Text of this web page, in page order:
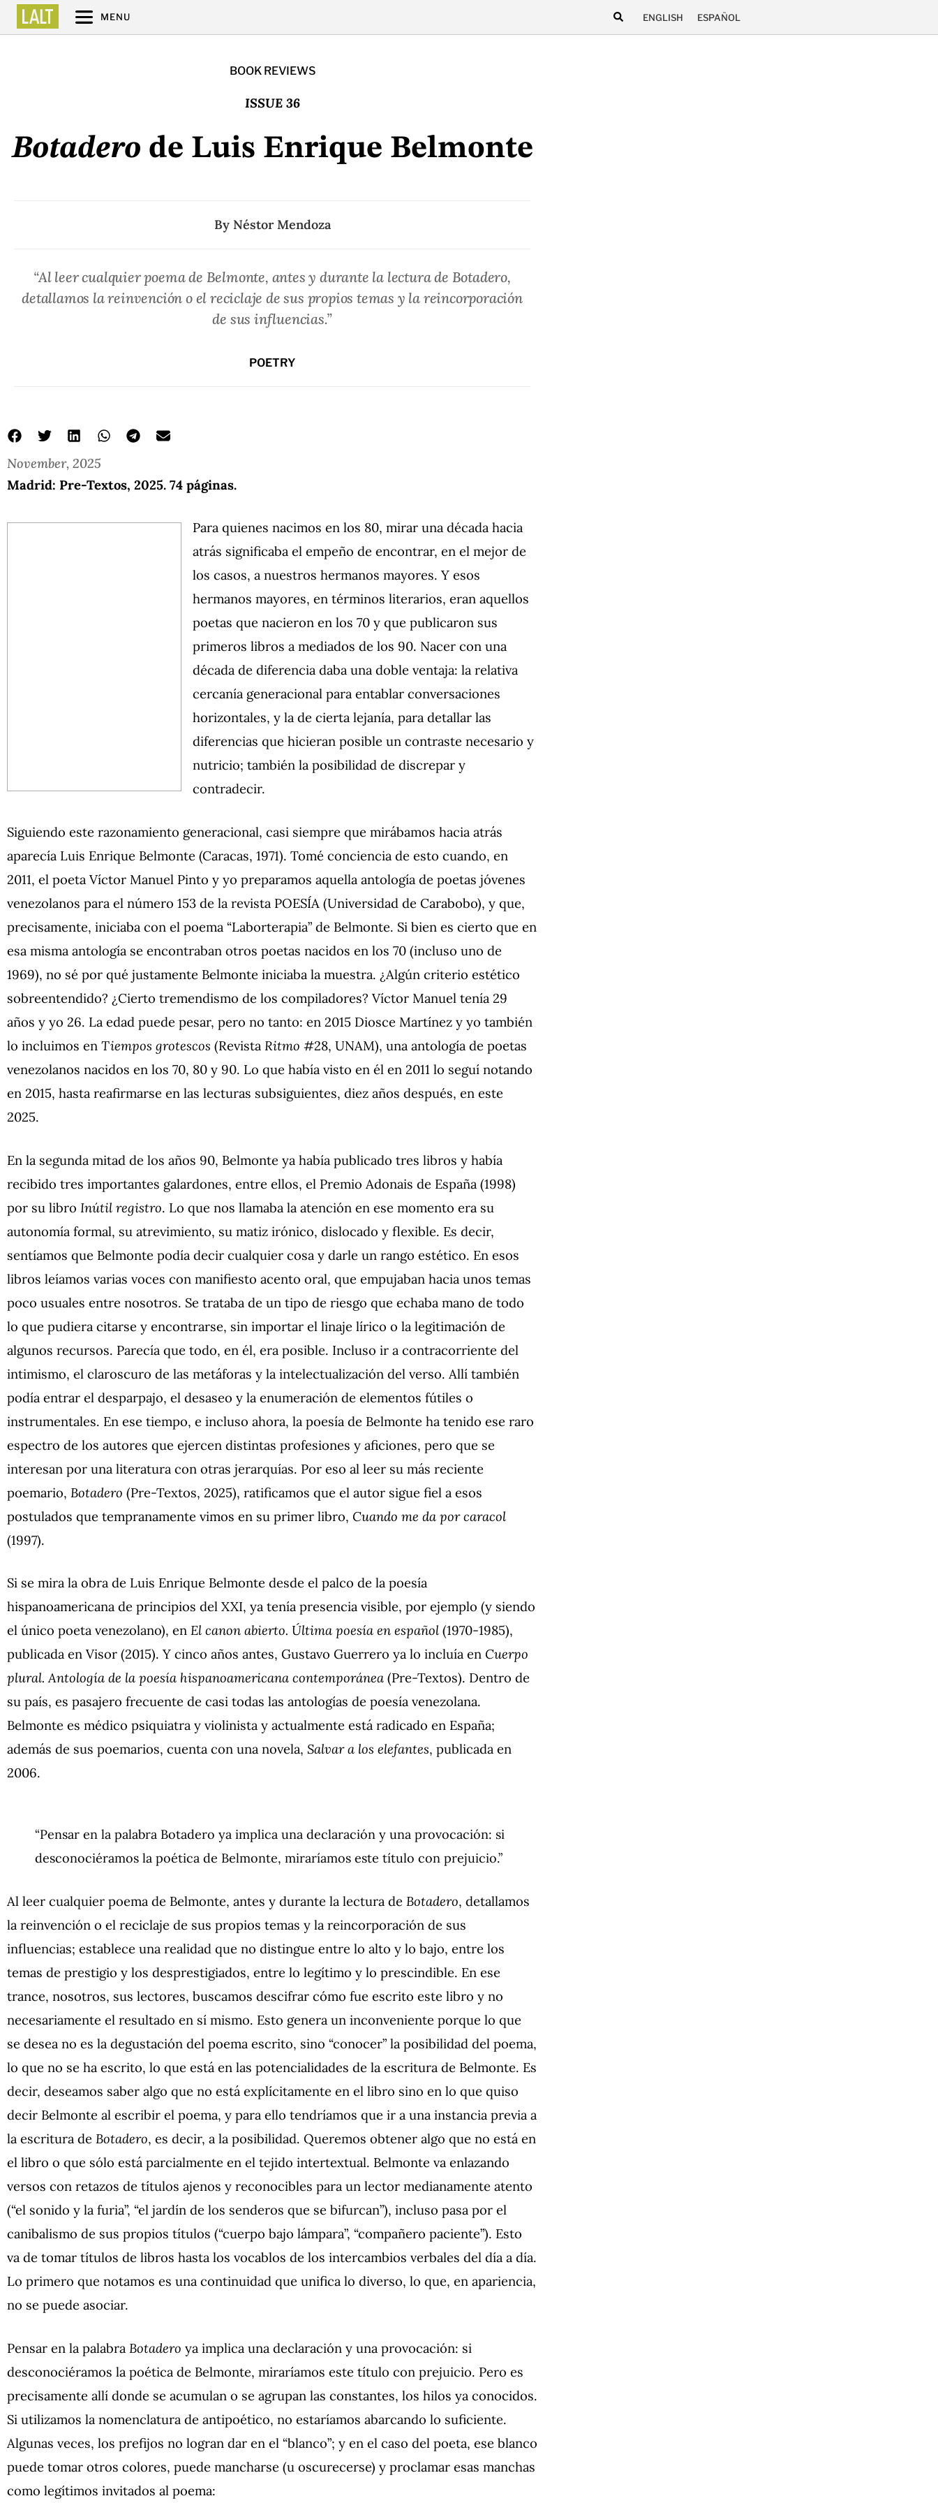
MENU ENGLISH ESPAÑOL
BOOK REVIEWS
ISSUE 36
Botadero de Luis Enrique Belmonte
By Néstor Mendoza
“Al leer cualquier poema de Belmonte, antes y durante la lectura de Botadero,
detallamos la reinvención o el reciclaje de sus propios temas y la reincorporación
de sus influencias.”
POETRY
November, 2025
Madrid: Pre-Textos, 2025. 74 páginas.
Para quienes nacimos en los 80, mirar una década hacia
atrás significaba el empeño de encontrar, en el mejor de
los casos, a nuestros hermanos mayores. Y esos
hermanos mayores, en términos literarios, eran aquellos
poetas que nacieron en los 70 y que publicaron sus
primeros libros a mediados de los 90. Nacer con una
década de diferencia daba una doble ventaja: la relativa
cercanía generacional para entablar conversaciones
horizontales, y la de cierta lejanía, para detallar las
diferencias que hicieran posible un contraste necesario y
nutricio; también la posibilidad de discrepar y
contradecir.
Siguiendo este razonamiento generacional, casi siempre que mirábamos hacia atrás
aparecía Luis Enrique Belmonte (Caracas, 1971). Tomé conciencia de esto cuando, en
2011, el poeta Víctor Manuel Pinto y yo preparamos aquella antología de poetas jóvenes
venezolanos para el número 153 de la revista POESÍA (Universidad de Carabobo), y que,
precisamente, iniciaba con el poema “Laborterapia” de Belmonte. Si bien es cierto que en
esa misma antología se encontraban otros poetas nacidos en los 70 (incluso uno de
1969), no sé por qué justamente Belmonte iniciaba la muestra. ¿Algún criterio estético
sobreentendido? ¿Cierto tremendismo de los compiladores? Víctor Manuel tenía 29
años y yo 26. La edad puede pesar, pero no tanto: en 2015 Diosce Martínez y yo también
lo incluimos en Tiempos grotescos (Revista Ritmo #28, UNAM), una antología de poetas
venezolanos nacidos en los 70, 80 y 90. Lo que había visto en él en 2011 lo seguí notando
en 2015, hasta reafirmarse en las lecturas subsiguientes, diez años después, en este
2025.
En la segunda mitad de los años 90, Belmonte ya había publicado tres libros y había
recibido tres importantes galardones, entre ellos, el Premio Adonais de España (1998)
por su libro Inútil registro. Lo que nos llamaba la atención en ese momento era su
autonomía formal, su atrevimiento, su matiz irónico, dislocado y flexible. Es decir,
sentíamos que Belmonte podía decir cualquier cosa y darle un rango estético. En esos
libros leíamos varias voces con manifiesto acento oral, que empujaban hacia unos temas
poco usuales entre nosotros. Se trataba de un tipo de riesgo que echaba mano de todo
lo que pudiera citarse y encontrarse, sin importar el linaje lírico o la legitimación de
algunos recursos. Parecía que todo, en él, era posible. Incluso ir a contracorriente del
intimismo, el claroscuro de las metáforas y la intelectualización del verso. Allí también
podía entrar el desparpajo, el desaseo y la enumeración de elementos fútiles o
instrumentales. En ese tiempo, e incluso ahora, la poesía de Belmonte ha tenido ese raro
espectro de los autores que ejercen distintas profesiones y aficiones, pero que se
interesan por una literatura con otras jerarquías. Por eso al leer su más reciente
poemario, Botadero (Pre-Textos, 2025), ratificamos que el autor sigue fiel a esos
postulados que tempranamente vimos en su primer libro, Cuando me da por caracol
(1997).
Si se mira la obra de Luis Enrique Belmonte desde el palco de la poesía
hispanoamericana de principios del XXI, ya tenía presencia visible, por ejemplo (y siendo
el único poeta venezolano), en El canon abierto. Última poesía en español (1970-1985),
publicada en Visor (2015). Y cinco años antes, Gustavo Guerrero ya lo incluía en Cuerpo
plural. Antología de la poesía hispanoamericana contemporánea (Pre-Textos). Dentro de
su país, es pasajero frecuente de casi todas las antologías de poesía venezolana.
Belmonte es médico psiquiatra y violinista y actualmente está radicado en España;
además de sus poemarios, cuenta con una novela, Salvar a los elefantes, publicada en
2006.
“Pensar en la palabra Botadero ya implica una declaración y una provocación: si
desconociéramos la poética de Belmonte, miraríamos este título con prejuicio.”
Al leer cualquier poema de Belmonte, antes y durante la lectura de Botadero, detallamos
la reinvención o el reciclaje de sus propios temas y la reincorporación de sus
influencias; establece una realidad que no distingue entre lo alto y lo bajo, entre los
temas de prestigio y los desprestigiados, entre lo legítimo y lo prescindible. En ese
trance, nosotros, sus lectores, buscamos descifrar cómo fue escrito este libro y no
necesariamente el resultado en sí mismo. Esto genera un inconveniente porque lo que
se desea no es la degustación del poema escrito, sino “conocer” la posibilidad del poema,
lo que no se ha escrito, lo que está en las potencialidades de la escritura de Belmonte. Es
decir, deseamos saber algo que no está explícitamente en el libro sino en lo que quiso
decir Belmonte al escribir el poema, y para ello tendríamos que ir a una instancia previa a
la escritura de Botadero, es decir, a la posibilidad. Queremos obtener algo que no está en
el libro o que sólo está parcialmente en el tejido intertextual. Belmonte va enlazando
versos con retazos de títulos ajenos y reconocibles para un lector medianamente atento
(“el sonido y la furia”, “el jardín de los senderos que se bifurcan”), incluso pasa por el
canibalismo de sus propios títulos (“cuerpo bajo lámpara”, “compañero paciente”). Esto
va de tomar títulos de libros hasta los vocablos de los intercambios verbales del día a día.
Lo primero que notamos es una continuidad que unifica lo diverso, lo que, en apariencia,
no se puede asociar.
Pensar en la palabra Botadero ya implica una declaración y una provocación: si
desconociéramos la poética de Belmonte, miraríamos este título con prejuicio. Pero es
precisamente allí donde se acumulan o se agrupan las constantes, los hilos ya conocidos.
Si utilizamos la nomenclatura de antipoético, no estaríamos abarcando lo suficiente.
Algunas veces, los prefijos no logran dar en el “blanco”; y en el caso del poeta, ese blanco
puede tomar otros colores, puede mancharse (u oscurecerse) y proclamar esas manchas
como legítimos invitados al poema: